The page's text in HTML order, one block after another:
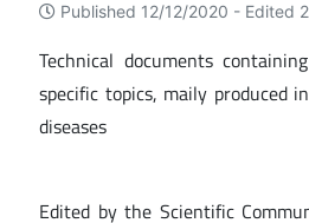
Published 12/12/2020 - Edited
Technical documents
specific topics, maily produced
diseases
Edited by the Scientific